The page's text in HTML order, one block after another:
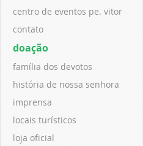
centro de eventos pe. vitor
contato
doação
família dos devotos
história de nossa senhora
imprensa
locais turísticos
loja oficial